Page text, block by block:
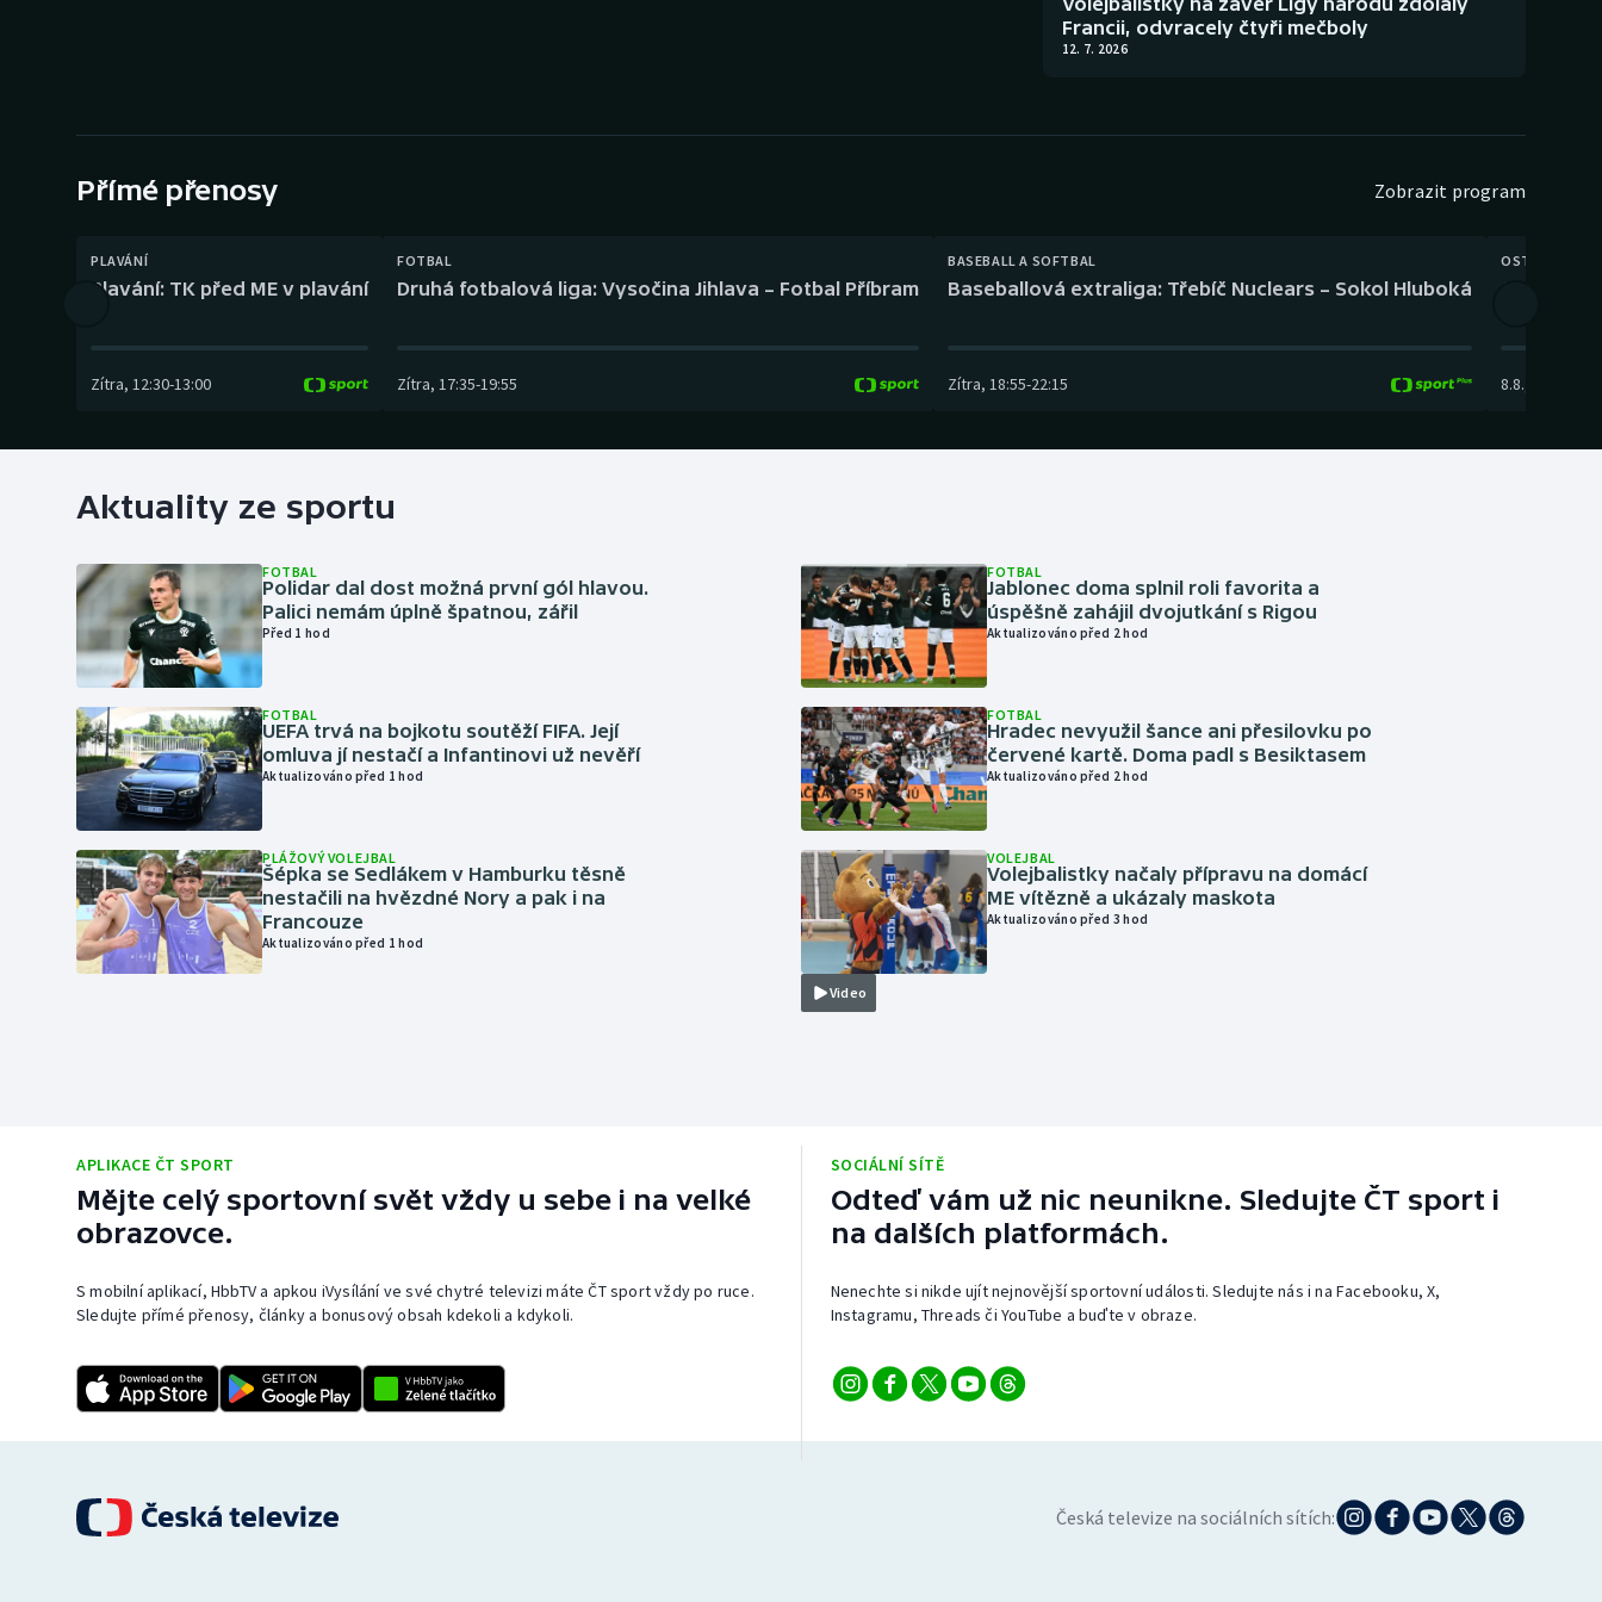
Gymnastika Plážový volejbal
Francii, odvracely čtyři mečboly
12. 7. 2026
Přímé přenosy Zobrazit program
PLAVÁNÍ
Plavání: TK před ME v plavání
Zítra, 12:30-13:00
FOTBAL
Druhá fotbalová liga: Vysočina Jihlava – Fotbal Příbram
Zítra, 17:35-19:55
BASEBALL A SOFTBAL
Baseballová extraliga: Třebíč Nuclears – Sokol Hluboká
Zítra, 18:55-22:15
OSTATNÍ
8.8.
Aktuality ze sportu
FOTBAL
Polidar dal dost možná první gól hlavou.
Palici nemám úplně špatnou, zářil
Před 1 hod
FOTBAL
UEFA trvá na bojkotu soutěží FIFA. Její
omluva jí nestačí a Infantinovi už nevěří
Aktualizováno před 1 hod
PLÁŽOVÝ VOLEJBAL
Šépka se Sedlákem v Hamburku těsně
nestačili na hvězdné Nory a pak i na
Francouze
Aktualizováno před 1 hod
FOTBAL
Jablonec doma splnil roli favorita a
úspěšně zahájil dvojutkání s Rigou
Aktualizováno před 2 hod
FOTBAL
Hradec nevyužil šance ani přesilovku po
červené kartě. Doma padl s Besiktasem
Aktualizováno před 2 hod
Video
VOLEJBAL
Volejbalistky načaly přípravu na domácí
ME vítězně a ukázaly maskota
Aktualizováno před 3 hod
APLIKACE ČT SPORT
Mějte celý sportovní svět vždy u sebe i na velké
obrazovce.
S mobilní aplikací, HbbTV a apkou iVysílání ve své chytré televizi máte ČT sport vždy po ruce.
Sledujte přímé přenosy, články a bonusový obsah kdekoli a kdykoli.
SOCIÁLNÍ SÍTĚ
Odteď vám už nic neunikne. Sledujte ČT sport i
na dalších platformách.
Nenechte si nikde ujít nejnovější sportovní události. Sledujte nás i na Facebooku, X,
Instagramu, Threads či YouTube a buďte v obraze.
Česká televize na sociálních sítích: